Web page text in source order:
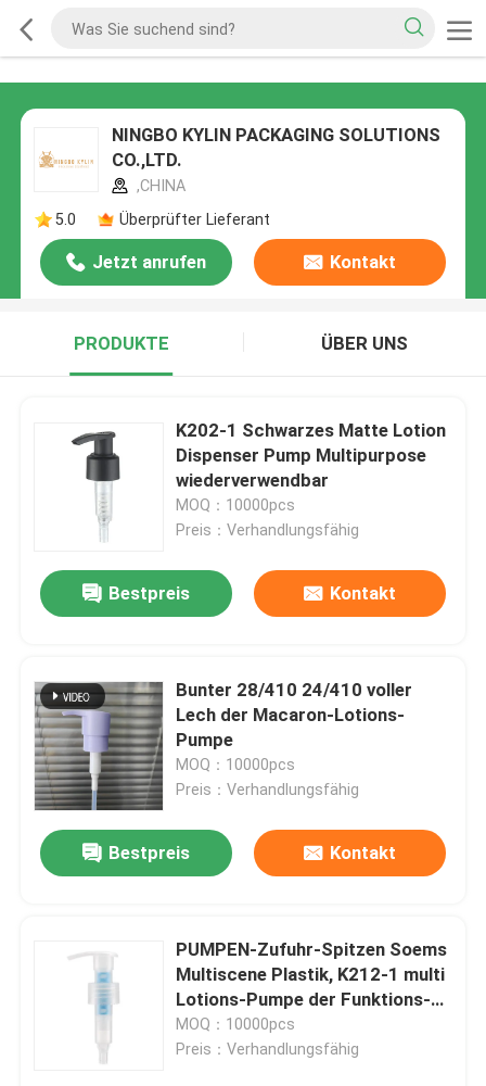
NINGBO KYLIN PACKAGING SOLUTIONS
CO.,LTD.
,CHINA
5.0
Überprüfter Lieferant
Jetzt anrufen Kontakt
PRODUKTE ÜBER UNS
K202-1 Schwarzes Matte Lotion
Dispenser Pump Multipurpose
wiederverwendbar
MOQ：10000pcs
Preis：Verhandlungsfähig
Bestpreis Kontakt
Bunter 28/410 24/410 voller
Lech der Macaron-Lotions-
Pumpe
MOQ：10000pcs
Preis：Verhandlungsfähig
Bestpreis Kontakt
PUMPEN-Zufuhr-Spitzen Soems
Multiscene Plastik, K212-1 multi
Lotions-Pumpe der Funktions-
24mm
MOQ：10000pcs
Preis：Verhandlungsfähig